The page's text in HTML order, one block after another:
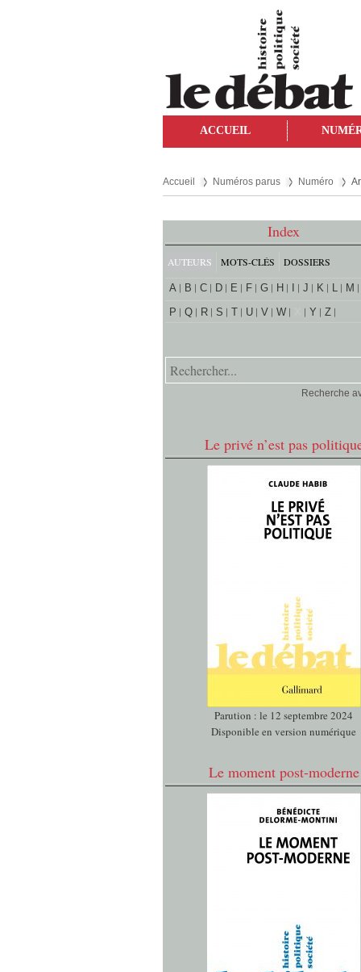
ACCUEIL
Accueil Numéros parus Numéro
Index
AUTEURS MOTS-CLÉS DOSSIERS
A B C D E F G H J K L M
P
Q R S T U V W Y Z
Recherche
Le privé n’est pas
Parution : le 12 septembre 2024
Disponible en version numérique
Le moment post-moderne